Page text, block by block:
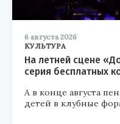
6 августа 2026
КУЛЬТУРА
На летней сцене
серия бесплатных
А в конце августа
детей в клубные